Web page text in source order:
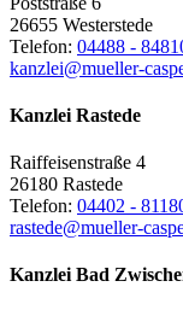
26655 Westerstede
Telefon: 04488 -
kanzlei@mueller-
Kanzlei Rastede
Raiffeisenstraße 4
26180 Rastede
Telefon: 04402 -
rastede@mueller-
Kanzlei Bad